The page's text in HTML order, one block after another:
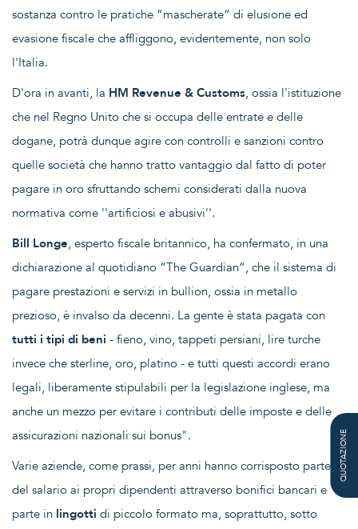
sostanza contro le pratiche “mascherate“ di elusione ed
evasione fiscale che affliggono, evidentemente, non solo
l'Italia.
D'ora in avanti, la HM Revenue & Customs, ossia l'istituzione
che nel Regno Unito che si occupa delle entrate e delle
dogane, potrà dunque agire con controlli e sanzioni contro
quelle società che hanno tratto vantaggio dal fatto di poter
pagare in oro sfruttando schemi considerati dalla nuova
normativa come ''artificiosi e abusivi''.
Bill Longe, esperto fiscale britannico, ha confermato, in una
dichiarazione al quotidiano “The Guardian“, che il sistema di
pagare prestazioni e servizi in bullion, ossia in metallo
prezioso, è invalso da decenni. La gente è stata pagata con
tutti i tipi di beni - fieno, vino, tappeti persiani, lire turche
invece che sterline, oro, platino - e tutti questi accordi erano
legali, liberamente stipulabili per la legislazione inglese, ma
anche un mezzo per evitare i contributi delle imposte e delle
assicurazioni nazionali sui bonus".
Varie aziende, come prassi, per anni hanno corrisposto parte
del salario ai propri dipendenti attraverso bonifici bancari e
parte in lingotti di piccolo formato ma, soprattutto, sotto
QUOTAZIONE